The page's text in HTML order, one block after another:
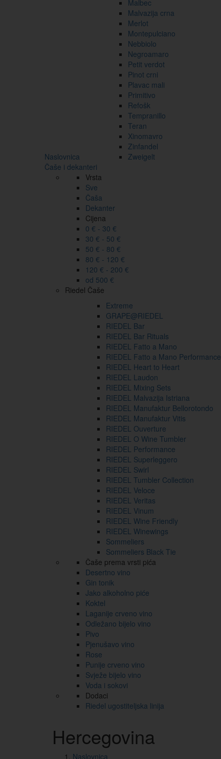
Naslovnica
Malbec
Malvazija crna
Merlot
Montepulciano
Nebbiolo
Negroamaro
Petit verdot
Pinot crni
Plavac mali
Primitivo
Refošk
Tempranillo
Teran
Xinomavro
Zinfandel
Zweigelt
Čaše i dekanteri
Vrsta
Sve
Čaša
Dekanter
Cijena
0 € - 30 €
30 € - 50 €
50 € - 80 €
80 € - 120 €
120 € - 200 €
od 500 €
Riedel Čaše
Extreme
GRAPE@RIEDEL
RIEDEL Bar
RIEDEL Bar Rituals
RIEDEL Fatto a Mano
RIEDEL Fatto a Mano Performance
RIEDEL Heart to Heart
RIEDEL Laudon
RIEDEL Mixing Sets
RIEDEL Malvazija Istriana
RIEDEL Manufaktur Bellorotondo
RIEDEL Manufaktur Vitis
RIEDEL Ouverture
RIEDEL O Wine Tumbler
RIEDEL Performance
RIEDEL Superleggero
RIEDEL Swirl
RIEDEL Tumbler Collection
RIEDEL Veloce
RIEDEL Veritas
RIEDEL Vinum
RIEDEL Wine Friendly
RIEDEL Winewings
Sommeliers
Sommeliers Black Tie
Čaše prema vrsti pića
Desertno vino
Gin tonik
Jako alkoholno piće
Koktel
Laganije crveno vino
Odležano bijelo vino
Pivo
Pjenušavo vino
Rose
Punije crveno vino
Svježe bijelo vino
Voda i sokovi
Dodaci
Riedel ugostiteljska linija
Hercegovina
Naslovnica